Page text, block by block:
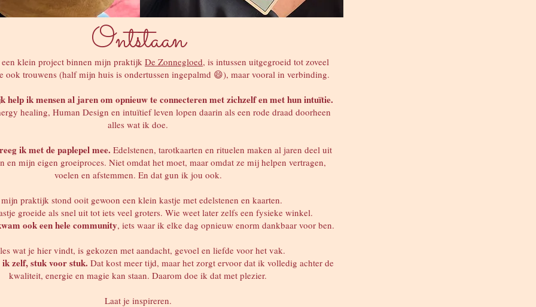
Ontstaan
een klein project binnen mijn praktijk De Zonnegloed, is intussen uitgegroeid tot zoveel
ook trouwens (half mijn huis is ondertussen ingepalmd 😄), maar vooral in verbinding.
ik mensen al jaren om opnieuw te connecteren met zichzelf en met hun intuïtie.
healing, Human Design en intuïtief leven lopen daarin als een rode draad doorheen
alles wat ik doe.
ik met de paplepel mee. Edelstenen, tarotkaarten en rituelen maken al jaren deel uit
en mijn eigen groeiproces. Niet omdat het moet, maar omdat ze mij helpen vertragen,
voelen en afstemmen. En dat gun ik jou ook.
praktijk stond ooit gewoon een klein kastje met edelstenen en kaarten.
groeide als snel uit tot iets veel groters. Wie weet later zelfs een fysieke winkel.
ook een hele community, iets waar ik elke dag opnieuw enorm dankbaar voor ben.
wat je hier vindt, is gekozen met aandacht, gevoel en liefde voor het vak.
zelf, stuk voor stuk. Dat kost meer tijd, maar het zorgt ervoor dat ik volledig achter de
kwaliteit, energie en magie kan staan. Daarom doe ik dat met plezier.
Laat je inspireren.